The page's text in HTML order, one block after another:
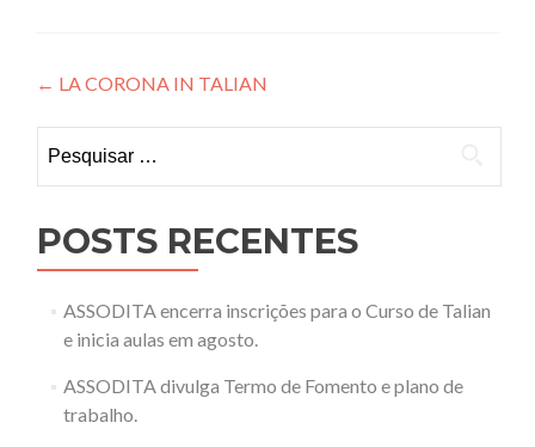
Navegação
de
Post
← LA CORONA IN TALIAN
por:
POSTS RECENTES
ASSODITA encerra inscrições para o Curso de Talian
e inicia aulas em agosto.
ASSODITA divulga Termo de Fomento e plano de
trabalho.